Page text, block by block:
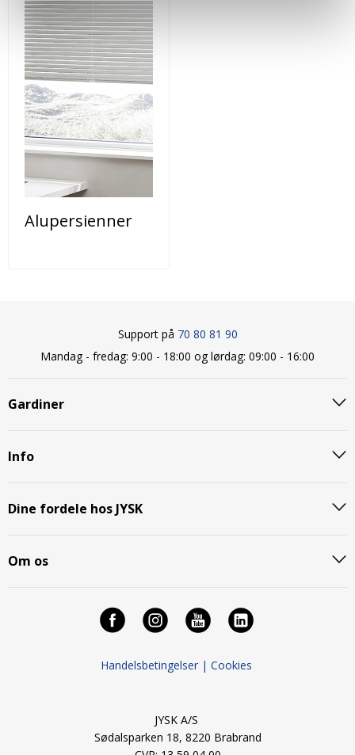
Alupersienner
Support på 70 80 81 90
Mandag - fredag: 9:00 - 18:00 og lørdag: 09:00 - 16:00
Gardiner
Info
Dine fordele hos JYSK
Om os
Handelsbetingelser | Cookies
JYSK A/S
Sødalsparken 18, 8220 Brabrand